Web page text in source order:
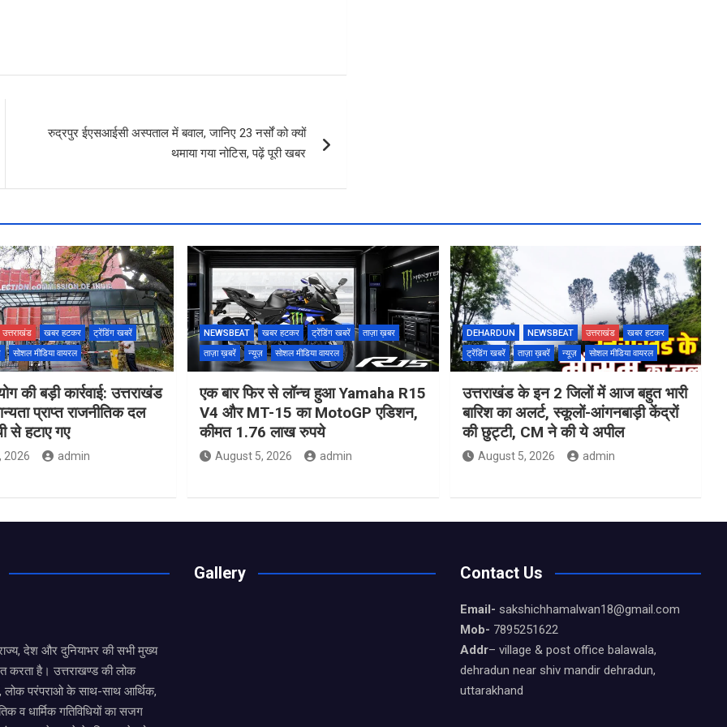
रुद्रपुर ईएसआईसी अस्पताल में बवाल, जानिए 23 नर्सों को क्यों
थमाया गया नोटिस, पढ़ें पूरी खबर
उत्तराखंड खबर हटकर
ट्रेंडिंग खबरें
सोशल मीडिया वायरल
की बड़ी कार्रवाई: उत्तराखंड
प्राप्त राजनीतिक दल
से हटाए गए
2026 admin
NEWSBEAT खबर हटकर ट्रेंडिंग खबरें
ताज़ा ख़बर
ताज़ा ख़बरें
न्यूज़ सोशल मीडिया वायरल
एक बार फिर से लॉन्च हुआ Yamaha R15
V4 और MT-15 का MotoGP एडिशन,
कीमत 1.76 लाख रुपये
August 5, 2026 admin
DEHARDUN NEWSBEAT उत्तराखंड
खबर हटकर
ट्रेंडिंग खबरें
ताज़ा ख़बरें न्यूज़ सोशल मीडिया वायरल
उत्तराखंड के इन 2 जिलों में आज बहुत भारी
बारिश का अलर्ट, स्कूलों-आंगनबाड़ी केंद्रों
की छुट्टी, CM ने की ये अपील
August 5, 2026 admin
देश और दुनियाभर की सभी मुख्य
करता है। उत्तराखण्ड की लोक
लोक परंपराओ के साथ-साथ आर्थिक,
व धार्मिक गतिविधियों का सजग
Gallery Contact Us
Email- sakshichhamalwan18@gmail.com
Mob- 7895251622
Addr– village & post office balawala,
dehradun near shiv mandir dehradun,
uttarakhand